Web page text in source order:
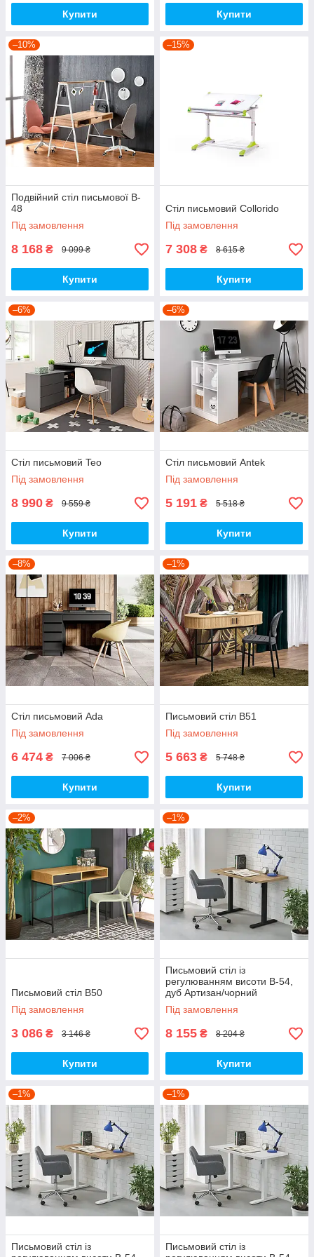
Купити Купити
–10%
Подвійний стіл письмової B-
48
Під замовлення
8 168 ₴ 9 099 ₴
Купити
–15%
Стіл письмовий Collorido
Під замовлення
7 308 ₴ 8 615 ₴
Купити
–6%
Стіл письмовий Teo
Під замовлення
8 990 ₴ 9 559 ₴
Купити
–6%
Стіл письмовий Antek
Під замовлення
5 191 ₴ 5 518 ₴
Купити
–8%
Стіл письмовий Ada
Під замовлення
6 474 ₴ 7 006 ₴
Купити
–1%
Письмовий стіл B51
Під замовлення
5 663 ₴ 5 748 ₴
Купити
–2%
Письмовий стіл B50
Під замовлення
3 086 ₴ 3 146 ₴
Купити
–1%
Письмовий стіл із
регулюванням висоти B-54,
дуб Артизан/чорний
Під замовлення
8 155 ₴ 8 204 ₴
Купити
–1%
Письмовий стіл із
–1%
Письмовий стіл із